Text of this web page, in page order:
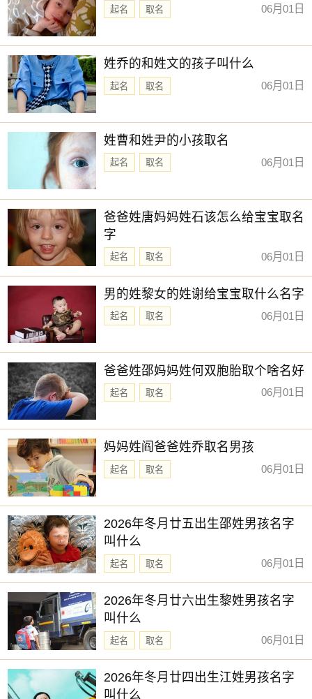
起名 取名 06月01日
姓乔的和姓文的孩子叫什么
起名 取名 06月01日
姓曹和姓尹的小孩取名
起名 取名 06月01日
爸爸姓唐妈妈姓石该怎么给宝宝取名
字
起名 取名 06月01日
男的姓黎女的姓谢给宝宝取什么名字
起名 取名 06月01日
爸爸姓邵妈妈姓何双胞胎取个啥名好
起名 取名 06月01日
妈妈姓阎爸爸姓乔取名男孩
起名 取名 06月01日
2026年冬月廿五出生邵姓男孩名字
叫什么
起名 取名 06月01日
2026年冬月廿六出生黎姓男孩名字
叫什么
起名 取名 06月01日
2026年冬月廿四出生江姓男孩名字
叫什么